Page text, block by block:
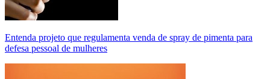
Entenda projeto que regulamenta venda de spray de pimenta para
defesa pessoal de mulheres